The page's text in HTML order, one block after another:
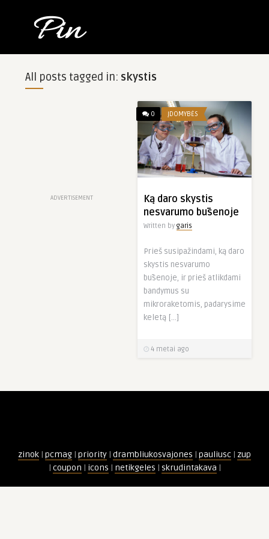
All posts tagged in: skystis
ADVERTISEMENT
0 ĮDOMYBĖS
Ką daro skystis
nesvarumo būsenoje
Written by garis
Prieš susipažindami, ką daro
skystis nesvarumo
būsenoje, ir prieš atlikdami
bandymus su
mikroraketomis, padarysime
keletą […]
4 metai ago
zinok | pcmag | priority | drambliukosvajones | pauliusc | zup
| coupon | icons | netikgeles | skrudintakava |